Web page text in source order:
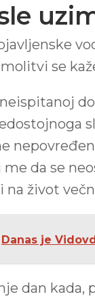
se
neispitanoj
da se
život
Danas je
dan